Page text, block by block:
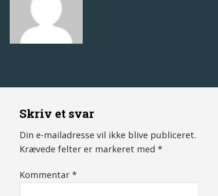
Skriv et svar
Din e-mailadresse vil ikke blive publiceret.
Krævede felter er markeret med *
Kommentar *